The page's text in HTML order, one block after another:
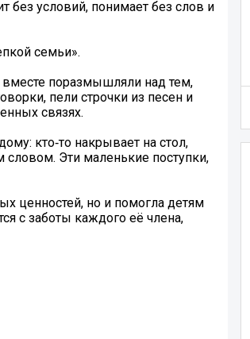
без условий, понимает без слов и
семьи».
поразмышляли над тем,
пели строчки из песен и
связях.
кто‑то накрывает на стол,
Эти маленькие поступки,
ценностей, но и помогла детям
с заботы каждого её члена,